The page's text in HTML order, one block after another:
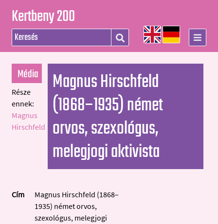
Kertbeny 200
Magnus Hirschfeld
(1868–1935) német
orvos, szexológus,
melegjogi aktivista
Média
Része
ennek:
Magnus
Hirschfeld
Cím
Magnus Hirschfeld (1868–
1935) német orvos,
szexológus, melegjogi